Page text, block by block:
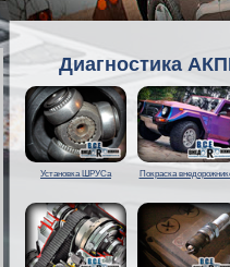
Диагностика
Установка ШРУСа Покраска